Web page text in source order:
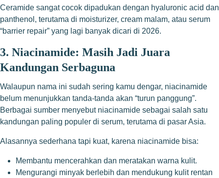
Ceramide sangat cocok dipadukan dengan hyaluronic acid dan
panthenol, terutama di moisturizer, cream malam, atau serum
“barrier repair” yang lagi banyak dicari di 2026.
3. Niacinamide: Masih Jadi Juara
Kandungan Serbaguna
Walaupun nama ini sudah sering kamu dengar, niacinamide
belum menunjukkan tanda-tanda akan “turun panggung”.
Berbagai sumber menyebut niacinamide sebagai salah satu
kandungan paling populer di serum, terutama di pasar Asia.
Alasannya sederhana tapi kuat, karena niacinamide bisa:
Membantu mencerahkan dan meratakan warna kulit.
Mengurangi minyak berlebih dan mendukung kulit rentan